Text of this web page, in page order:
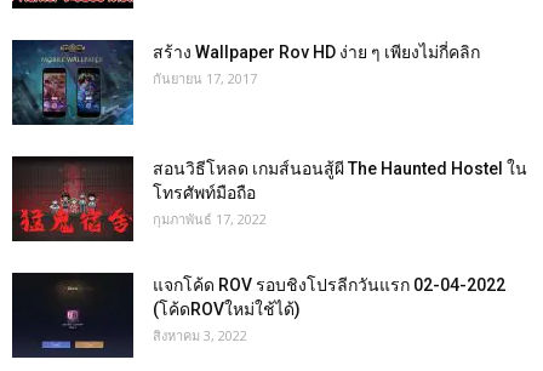
สร้าง Wallpaper Rov HD ง่าย ๆ เพียงไม่กี่คลิก
กันยายน 17, 2017
สอนวิธีโหลด เกมส์นอนสู้ผี The Haunted Hostel ใน
โทรศัพท์มือถือ
กุมภาพันธ์ 17, 2022
แจกโค้ด ROV รอบชิงโปรลีกวันแรก 02-04-2022
(โค้ดROVใหม่ใช้ได้)
สิงหาคม 3, 2022